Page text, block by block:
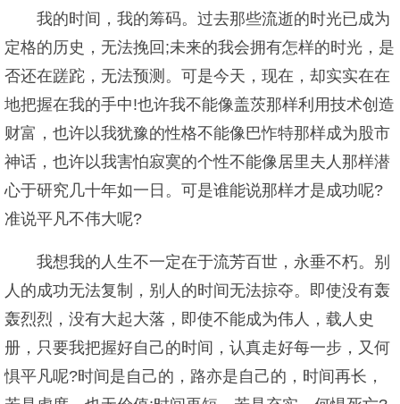
我的时间，我的筹码。过去那些流逝的时光已成为
定格的历史，无法挽回;未来的我会拥有怎样的时光，是
否还在蹉跎，无法预测。可是今天，现在，却实实在在
地把握在我的手中!也许我不能像盖茨那样利用技术创造
财富，也许以我犹豫的性格不能像巴怍特那样成为股市
神话，也许以我害怕寂寞的个性不能像居里夫人那样潜
心于研究几十年如一日。可是谁能说那样才是成功呢?
准说平凡不伟大呢?
我想我的人生不一定在于流芳百世，永垂不朽。别
人的成功无法复制，别人的时间无法掠夺。即使没有轰
轰烈烈，没有大起大落，即使不能成为伟人，载人史
册，只要我把握好自己的时间，认真走好每一步，又何
惧平凡呢?时间是自己的，路亦是自己的，时间再长，